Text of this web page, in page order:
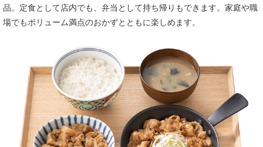
品。定食として店内でも、弁当として持ち帰りもできます。家庭や職
場でもボリューム満点のおかずとともに楽しめます。